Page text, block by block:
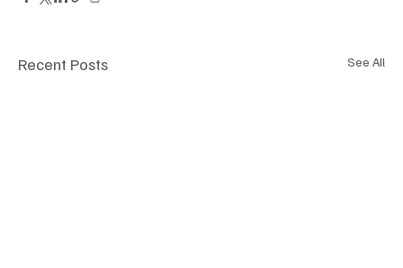
Recent Posts See All